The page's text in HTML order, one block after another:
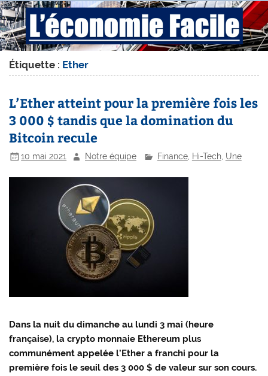
Étiquette : Ether
L’Ether atteint pour la première fois les
3 000 $ tandis que la domination du
Bitcoin recule
10 mai 2021 Notre équipe Finance, Hi-Tech, Une
Dans la nuit du dimanche au lundi 3 mai (heure
française), la crypto monnaie Ethereum plus
communément appelée l’Ether a franchi pour la
première fois le seuil des 3 000 $ de valeur sur son cours.